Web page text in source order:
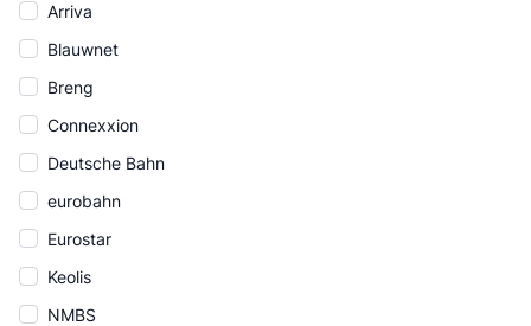
Arriva
Blauwnet
Breng
Connexxion
Deutsche Bahn
eurobahn
Eurostar
Keolis
NMBS